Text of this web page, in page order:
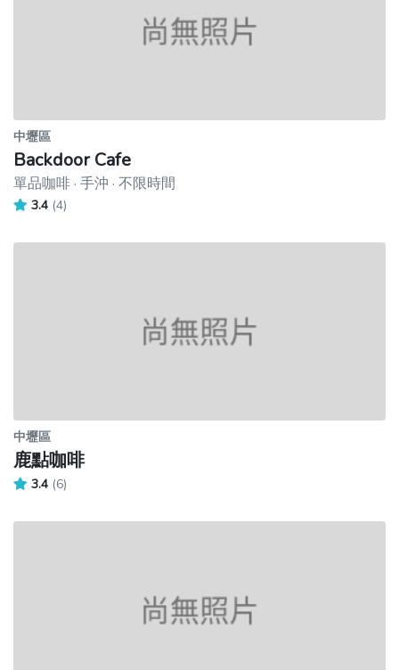
中壢區
Backdoor Cafe
單品咖啡 · 手沖 · 不限時間
3.4 (4)
中壢區
鹿點咖啡
3.4 (6)